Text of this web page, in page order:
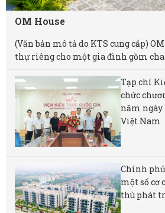
OM House
(Văn bản mô tả do KTS cung cấp)
thự riêng cho một gia đình gồm cha
Tạp chí
chức
năm ngày
Việt Nam
Chính
một số cơ
thù phát